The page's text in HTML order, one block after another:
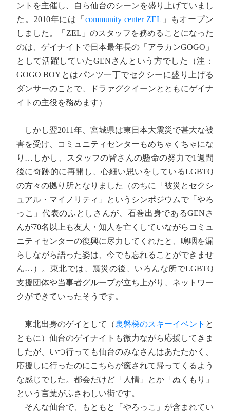
ントを主催し、自ら仙台のシーンを盛り上げていまし
た。2010年には「community center ZEL 」もオープン
しました。「ZEL」のスタッフを務めることになった
のは、ゲイナイトで日本最年長の「アラカンGOGO」
として活躍していたGENさんという方でした（注：
GOGO BOYとはパンツ一丁でセクシーに盛り上げる
ダンサーのことで、ドラァグクイーンとともにゲイナ
イトの主役を務めます）
しかし翌2011年、宮城県は東日本大震災で甚大な被
害を受け、コミュニティセンターもめちゃくちゃにな
り…しかし、スタッフの皆さんの懸命の努力で1週間
後に奇跡的に再開し、心細い思いをしているLGBTQ
の方々の拠り所となりました（のちに「被災とセクシ
ュアル・マイノリティ」というシンポジウムで「やろ
っこ」代表のふとしさんが、石巻出身であるGENさ
んが70名以上も友人・知人を亡くしていながらコミュ
ニティセンターの復興に尽力してくれたと、嗚咽を漏
らしながら語った姿は、今でも忘れることができませ
ん…）。東北では、震災の後、いろんな所でLGBTQ
支援団体や当事者グループが立ち上がり、ネットワー
クができていったそうです。
東北出身のゲイとして（裏磐梯のスキーイベント と
ともに）仙台のゲイナイトも微力ながら応援してきま
したが、いつ行っても仙台のみなさんはあたたかく、
応援しに行ったのにこちらが癒されて帰ってくるよう
な感じでした。都会だけど「人情」とか「ぬくもり」
という言葉がふさわしい街です。
そんな仙台で、もともと「やろっこ」が含まれてい